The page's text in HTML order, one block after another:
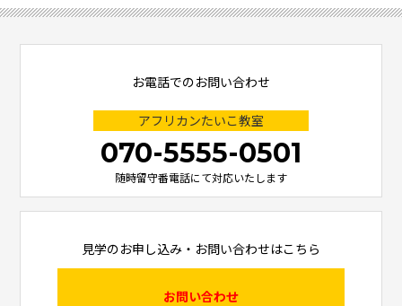
お電話でのお問い合わせ
アフリカンたいこ教室
070-5555-0501
随時留守番電話にて対応いたします
見学のお申し込み・お問い合わせはこちら
お問い合わせ